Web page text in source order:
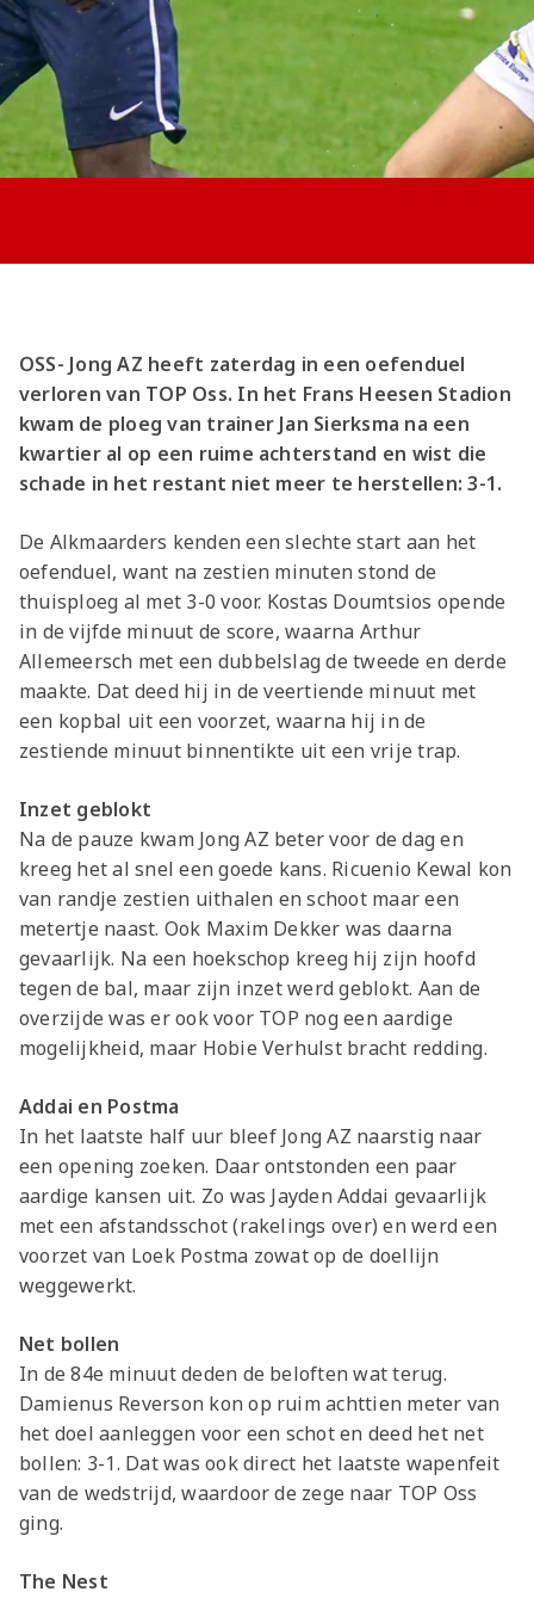
Jong AZ
Seizoenkaart
OSS- Jong AZ heeft zaterdag in een oefenduel
verloren van TOP Oss. In het Frans Heesen Stadion
kwam de ploeg van trainer Jan Sierksma na een
kwartier al op een ruime achterstand en wist die
schade in het restant niet meer te herstellen: 3-1.
De Alkmaarders kenden een slechte start aan het
oefenduel, want na zestien minuten stond de
thuisploeg al met 3-0 voor. Kostas Doumtsios opende
in de vijfde minuut de score, waarna Arthur
Allemeersch met een dubbelslag de tweede en derde
maakte. Dat deed hij in de veertiende minuut met
een kopbal uit een voorzet, waarna hij in de
zestiende minuut binnentikte uit een vrije trap.
Inzet geblokt
Na de pauze kwam Jong AZ beter voor de dag en
kreeg het al snel een goede kans. Ricuenio Kewal kon
van randje zestien uithalen en schoot maar een
metertje naast. Ook Maxim Dekker was daarna
gevaarlijk. Na een hoekschop kreeg hij zijn hoofd
tegen de bal, maar zijn inzet werd geblokt. Aan de
overzijde was er ook voor TOP nog een aardige
mogelijkheid, maar Hobie Verhulst bracht redding.
Addai en Postma
In het laatste half uur bleef Jong AZ naarstig naar
een opening zoeken. Daar ontstonden een paar
aardige kansen uit. Zo was Jayden Addai gevaarlijk
met een afstandsschot (rakelings over) en werd een
voorzet van Loek Postma zowat op de doellijn
weggewerkt.
Net bollen
In de 84e minuut deden de beloften wat terug.
Damienus Reverson kon op ruim achttien meter van
het doel aanleggen voor een schot en deed het net
bollen: 3-1. Dat was ook direct het laatste wapenfeit
van de wedstrijd, waardoor de zege naar TOP Oss
ging.
The Nest